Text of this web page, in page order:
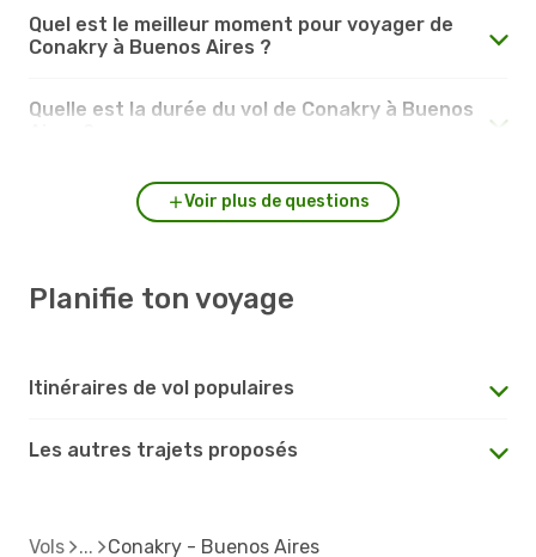
Quel est le meilleur moment pour voyager de
Conakry à Buenos Aires ?
Quelle est la durée du vol de Conakry à Buenos
Voir plus de questions
Planifie ton voyage
Itinéraires de vol populaires
Les autres trajets proposés
Vols Conakry - Buenos Aires